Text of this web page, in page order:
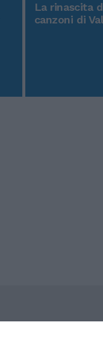
La rinascita
canzoni di